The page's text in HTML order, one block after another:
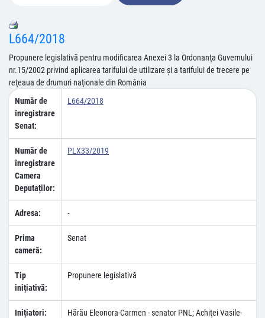
L664/2018
Propunere legislativă pentru modificarea Anexei 3 la Ordonanţa Guvernului
nr.15/2002 privind aplicarea tarifului de utilizare şi a tarifului de trecere pe
reţeaua de drumuri naţionale din România
Număr de
înregistrare
Senat:
L664/2018
Număr de
înregistrare
Camera
Deputaților:
PLX33/2019
Adresa: -
Prima
cameră:
Senat
Tip
inițiativă:
Propunere legislativă
Inițiatori:
Hărău Eleonora-Carmen - senator PNL; Achiţei Vasile-